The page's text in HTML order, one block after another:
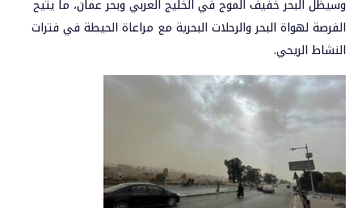
وسيظل البحر خفيف الموج في الخليج العربي وبحر عمان، ما يتيح
الفرصة لهواة البحر والرحلات البحرية مع مراعاة الحيطة في فترات
النشاط الريحي.